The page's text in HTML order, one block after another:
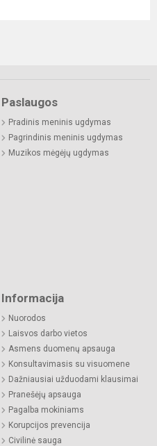
Paslaugos
Pradinis meninis ugdymas
Pagrindinis meninis ugdymas
Muzikos mėgėjų ugdymas
Informacija
Nuorodos
Laisvos darbo vietos
Asmens duomenų apsauga
Konsultavimasis su visuomene
Dažniausiai užduodami klausimai
Pranešėjų apsauga
Pagalba mokiniams
Korupcijos prevencija
Civilinė sauga